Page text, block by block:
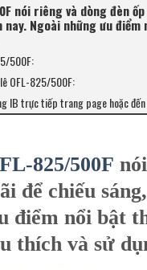
nói riêng và dòng đèn
Ngoài những ưu
500F:
OFL-825/500F:
trực tiếp trang page hoặc đến
825/500F
để chiếu
điểm nổi bật
thích và sử